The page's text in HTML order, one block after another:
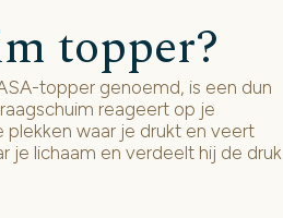
topper?
topper genoemd, is een dun
reageert op je
plekken waar je drukt en veert
je lichaam en verdeelt hij de druk